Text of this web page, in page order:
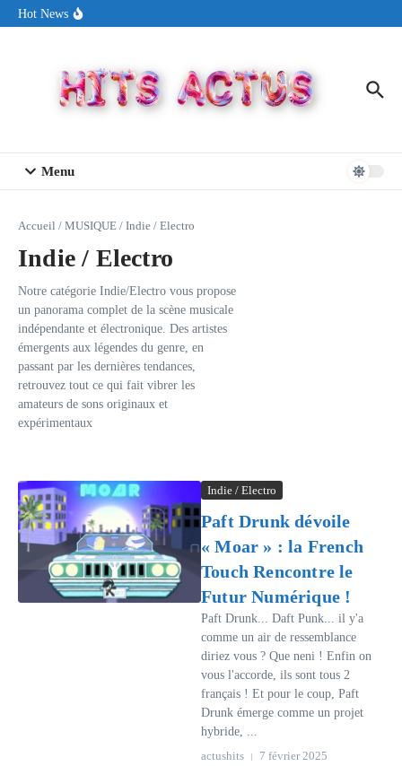
Aller au contenu
Hot News
« New Day »
Menu
Accueil / MUSIQUE / Indie / Electro
Indie / Electro
Notre catégorie Indie/Electro vous propose
un panorama complet de la scène musicale
indépendante et électronique. Des artistes
émergents aux légendes du genre, en
passant par les dernières tendances,
retrouvez tout ce qui fait vibrer les
amateurs de sons originaux et
expérimentaux
Indie / Electro
Paft Drunk dévoile
« Moar » : la French
Touch Rencontre le
Futur Numérique !
Paft Drunk... Daft Punk... il y'a
comme un air de ressemblance
diriez vous ? Que neni ! Enfin on
vous l'accorde, ils sont tous 2
français ! Et pour le coup, Paft
Drunk émerge comme un projet
hybride, ...
actushits
7 février 2025